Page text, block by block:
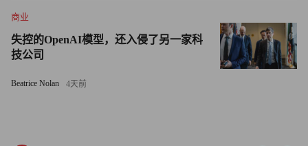
每一度电、每一滴水，在晶澳科技看来都事关绿色发展。从
采用节能环保的照明、空调及节水设备，到推行无纸化及线
上化办公；从共享雨伞、自行车等资源的投放到推动企业公
务用车新能源化，晶澳科技身体力行向全社会传递其低碳理
念。
商业
失控的OpenAI模型，还入侵了另一家科
技公司
Beatrice Nolan 4天前